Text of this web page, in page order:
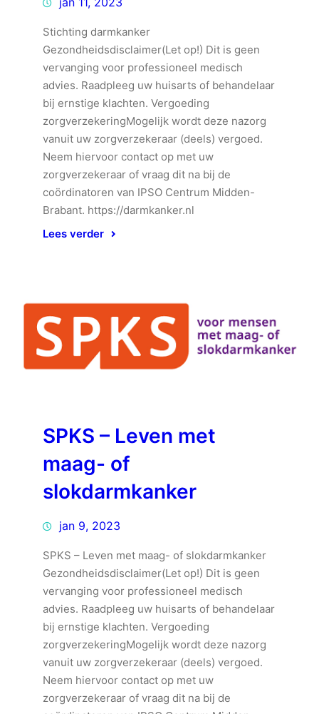
Stichting darmkanker
Gezondheidsdisclaimer(Let op!) Dit is geen
vervanging voor professioneel medisch
advies. Raadpleeg uw huisarts of behandelaar
bij ernstige klachten. Vergoeding
zorgverzekeringMogelijk wordt deze nazorg
vanuit uw zorgverzekeraar (deels) vergoed.
Neem hiervoor contact op met uw
zorgverzekeraar of vraag dit na bij de
coördinatoren van IPSO Centrum Midden-
Brabant. https://darmkanker.nl
Lees verder
SPKS – Leven met
maag- of
slokdarmkanker
jan 9, 2023
SPKS – Leven met maag- of slokdarmkanker
Gezondheidsdisclaimer(Let op!) Dit is geen
vervanging voor professioneel medisch
advies. Raadpleeg uw huisarts of behandelaar
bij ernstige klachten. Vergoeding
zorgverzekeringMogelijk wordt deze nazorg
vanuit uw zorgverzekeraar (deels) vergoed.
Neem hiervoor contact op met uw
zorgverzekeraar of vraag dit na bij de